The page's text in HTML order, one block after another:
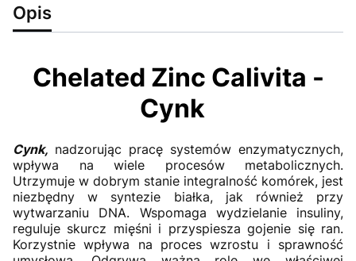
Opis
Chelated Zinc Calivita -
Cynk
Cynk, nadzorując pracę systemów enzymatycznych,
wpływa na wiele procesów metabolicznych.
Utrzymuje w dobrym stanie integralność komórek, jest
niezbędny w syntezie białka, jak również przy
wytwarzaniu DNA. Wspomaga wydzielanie insuliny,
reguluje skurcz mięśni i przyspiesza gojenie się ran.
Korzystnie wpływa na proces wzrostu i sprawność